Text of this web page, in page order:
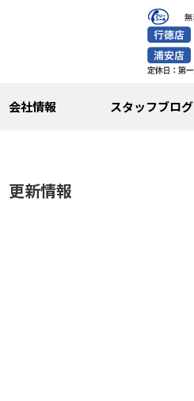
会社情報 スタッフブログ
更新情報